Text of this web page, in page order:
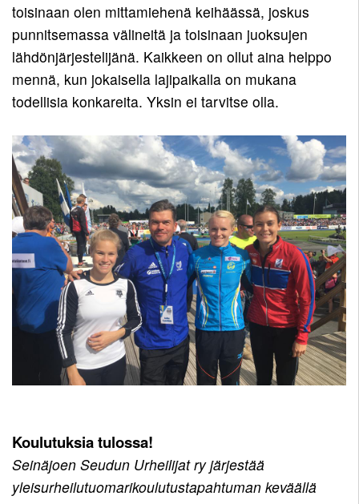
toisinaan olen mittamiehenä keihäässä, joskus
punnitsemassa välineitä ja toisinaan juoksujen
lähdönjärjestelijänä. Kaikkeen on ollut aina helppo
mennä, kun jokaisella lajipaikalla on mukana
todellisia konkareita. Yksin ei tarvitse olla.
Koulutuksia tulossa!
Seinäjoen Seudun Urheilijat ry järjestää
yleisurheilutuomarikoulutustapahtuman keväällä